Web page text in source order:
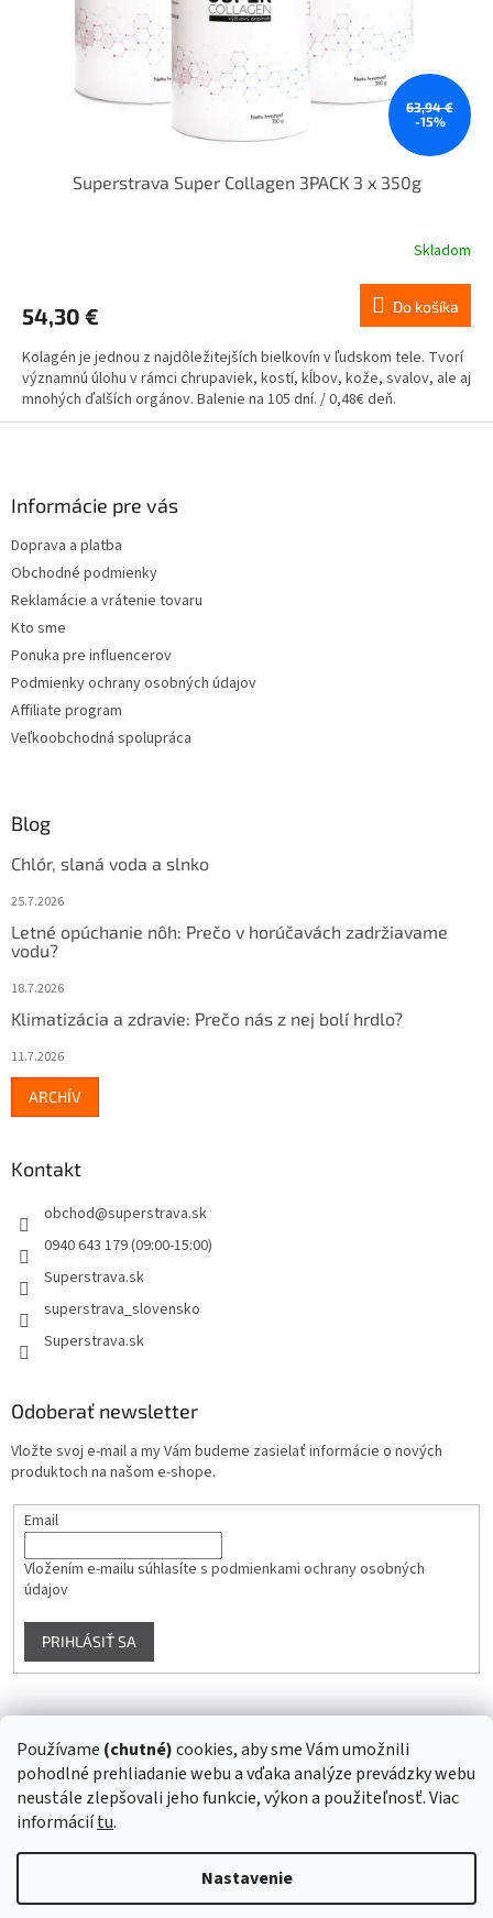
Používame (chutné)cookies, aby sme Vám umožnili
pohodlné prehliadanie webu a vďaka analýze prevádzky webu
neustále zlepšovali jeho funkcie, výkon a použiteľnosť. Viac
informáciítu.
Nastavenie
63,94 €
-15%
Superstrava Super Collagen 3PACK 3 x 350g
Skladom
54,30 € Do košíka
Kolagén je jednou z najdôležitejších bielkovín v ľudskom tele. Tvorí
významnú úlohu v rámci chrupaviek, kostí, kĺbov, kože, svalov, ale aj
mnohých ďalších orgánov. Balenie na 105 dní. / 0,48€ deň.
Informácie pre vás
Doprava a platba
Obchodné podmienky
Reklamácie a vrátenie tovaru
Kto sme
Ponuka pre influencerov
Podmienky ochrany osobných údajov
Affiliate program
Veľkoobchodná spolupráca
Blog
Chlór, slaná voda a slnko
25.7.2026
Letné opúchanie nôh: Prečo v horúčavách zadržiavame
vodu?
18.7.2026
Klimatizácia a zdravie: Prečo nás z nej bolí hrdlo?
11.7.2026
ARCHÍV
Kontakt
obchod@superstrava.sk
0940 643 179 (09:00-15:00)
Superstrava.sk
superstrava_slovensko
Superstrava.sk
Odoberať newsletter
Vložte svoj e-mail a my Vám budeme zasielať informácie o nových
produktoch na našom e-shope.
Email
Vložením e-mailu súhlasíte s podmienkami ochrany osobných
údajov
PRIHLÁSIŤ SA
Sledovať na Instagrame